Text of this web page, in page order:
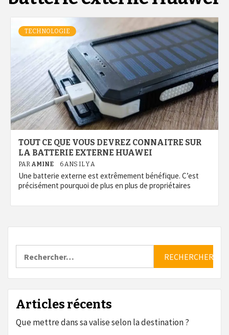
TECHNOLOGIE
TOUT CE QUE VOUS DEVREZ CONNAITRE SUR
LA BATTERIE EXTERNE HUAWEI
PAR AMINE 6 ANS IL Y A
Une batterie externe est extrêmement bénéfique. C’est
précisément pourquoi de plus en plus de propriétaires
Articles récents
Que mettre dans sa valise selon la destination ?